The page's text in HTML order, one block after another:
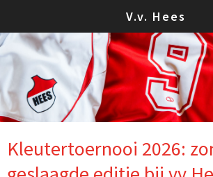
V.v. Hees
Kleutertoernooi 2026: